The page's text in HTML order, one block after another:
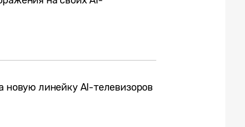
новую линейку AI-телевизоров